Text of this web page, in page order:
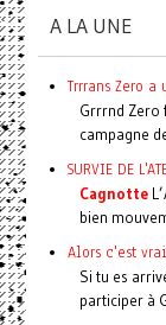
A LA UNE
Trrrans Zero
Grrrnd Zero
campagne
SURVIE DE
Cagnotte
bien
Alors c'est
Si tu es
participer à